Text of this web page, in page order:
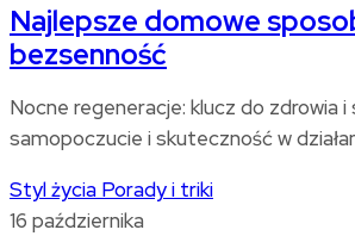
Najlepsze domowe
bezsenność
Nocne regeneracje: klucz do zdrowia i
samopoczucie i skuteczność w
Styl życia Porady i triki
16 października